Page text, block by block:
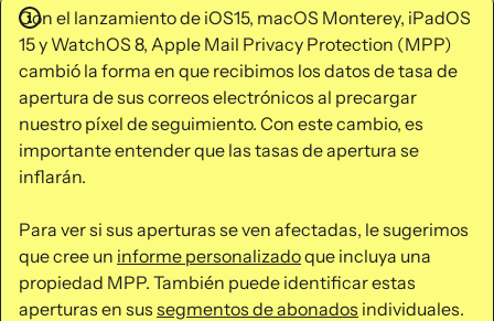
Con el lanzamiento de iOS15, macOS Monterey, iPadOS
15 y WatchOS 8, Apple Mail Privacy Protection (MPP)
cambió la forma en que recibimos los datos de tasa de
apertura de sus correos electrónicos al precargar
nuestro píxel de seguimiento. Con este cambio, es
importante entender que las tasas de apertura se
inflarán.
Para ver si sus aperturas se ven afectadas, le sugerimos
que cree un informe personalizadoque incluya una
propiedad MPP. También puede identificar estas
aperturas en sus segmentos de abonados individuales.